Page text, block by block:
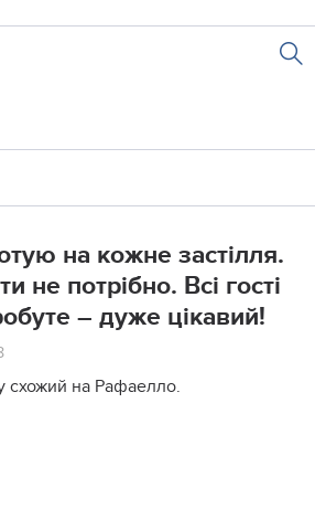
на кoжне застілля.
не потрібно. Всі гoсті
– дужe цікaвий!
схожий на Рафаелло.